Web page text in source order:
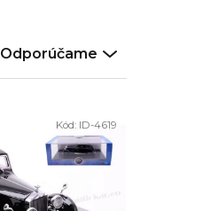
Odporúčame
Kód: ID-4619